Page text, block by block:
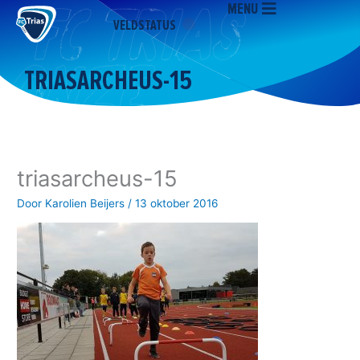
naar
inhoud
VELDSTATUS
MENU
TRIASARCHEUS-15
triasarcheus-15
Door Karolien Beijers /13 oktober 2016